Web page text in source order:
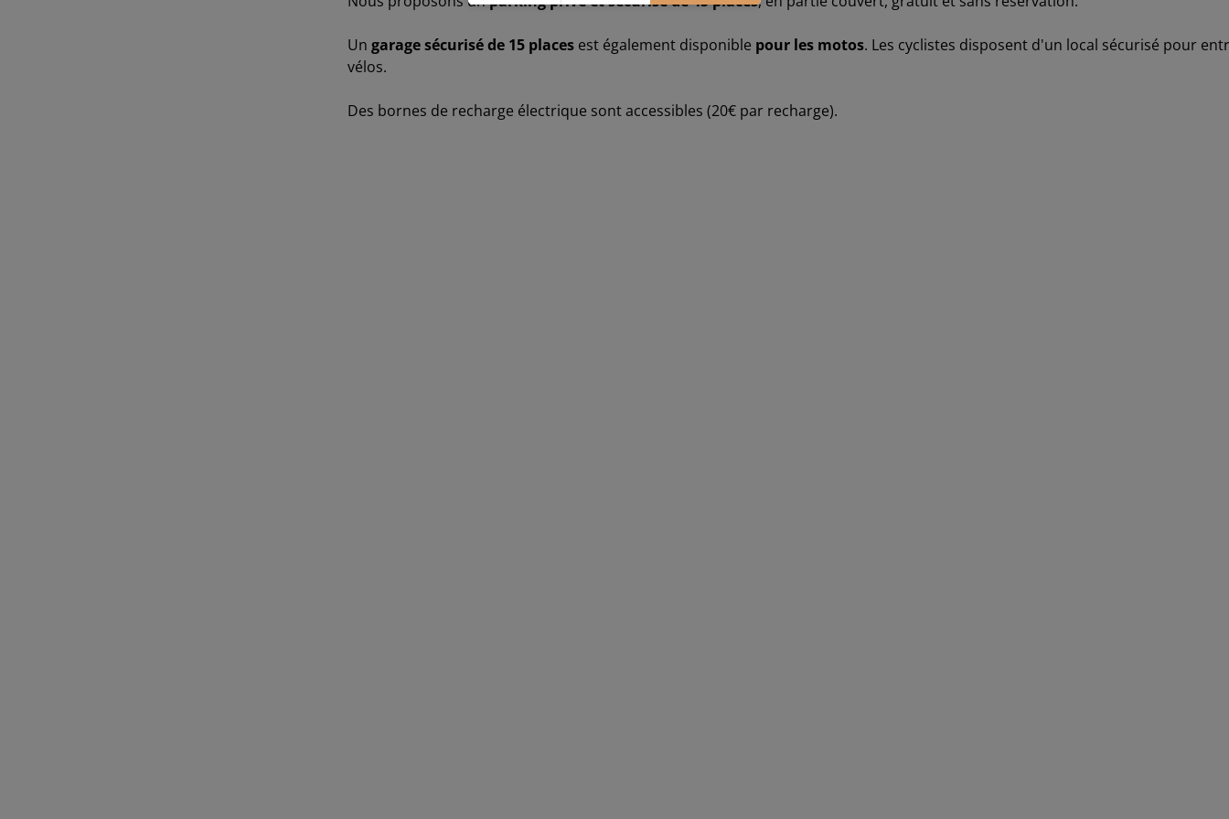
Un garage sécurisé de 15 places est également disponible pour les motos. Les cyclistes disposent d'un local sécurisé pour
vélos.
Des bornes de recharge électrique sont accessibles (20€ par recharge).